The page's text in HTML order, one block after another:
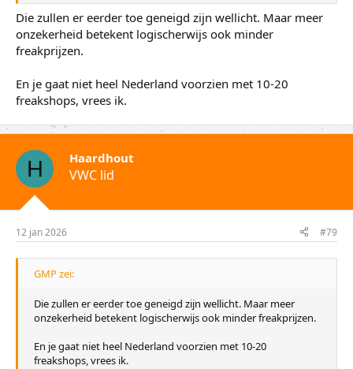
Die zullen er eerder toe geneigd zijn wellicht. Maar meer
onzekerheid betekent logischerwijs ook minder
freakprijzen.
En je gaat niet heel Nederland voorzien met 10-20
freakshops, vrees ik.
H Haardhout
VWC lid
12 jan 2026 #79
GMP zei:
Die zullen er eerder toe geneigd zijn wellicht. Maar meer
onzekerheid betekent logischerwijs ook minder freakprijzen.
En je gaat niet heel Nederland voorzien met 10-20
freakshops, vrees ik.